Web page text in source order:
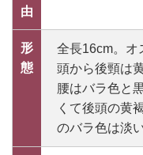
由
形
態
全長16cm。オ
頭から後頸は
腰はバラ色と
くて後頭の黄
のバラ色は淡い